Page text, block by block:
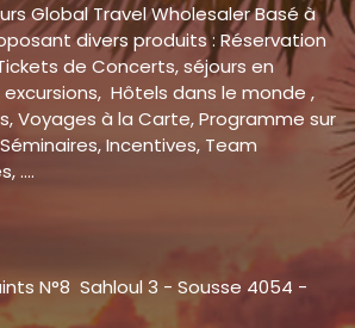
Global Travel Wholesaler Basé à
divers produits : Réservation
de Concerts, séjours en
Hôtels dans le monde ,
Voyages à la Carte, Programme sur
Incentives, Team
....
N°8 Sahloul 3 - Sousse 4054 -